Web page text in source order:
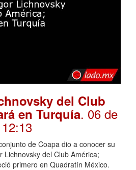
del Club
en Turquía. 06 de
de Coapa dio a conocer su
Lichnovsky del Club América;
primero en Quadratín México.